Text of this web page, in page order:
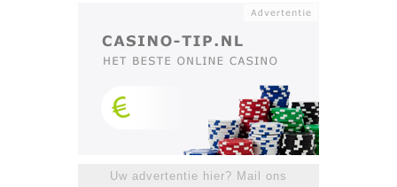
Uw advertentie hier? Mail ons